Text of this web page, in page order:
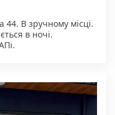
44. В зручному місці.
в ночі.